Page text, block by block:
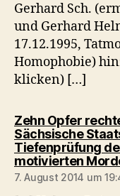
Gerhard Sch.
und Gerhard
17.12.1995,
Homophobie)
klicken) […]
Zehn Opfer
Sächsische
Tiefenprüfung
motivierten
7. August 2014 um